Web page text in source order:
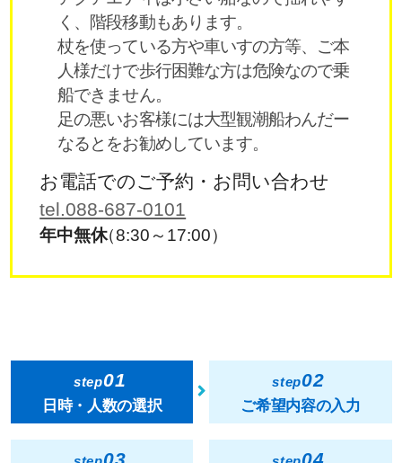
く、階段移動もあります。
杖を使っている方や車いすの方等、ご本
人様だけで歩行困難な方は危険なので乗
船できません。
足の悪いお客様には大型観潮船わんだー
なるとをお勧めしています。
お電話でのご予約・お問い合わせ
tel.088-687-0101
年中無休（8:30～17:00）
step01
日時・人数の選択
step02
ご希望内容の入力